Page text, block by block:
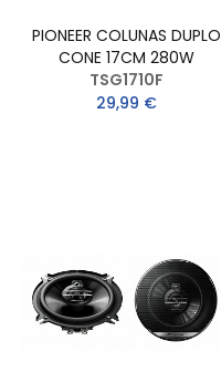
PIONEER COLUNAS DUPLO
CONE 17CM 280W
TSG1710F
29,99 €